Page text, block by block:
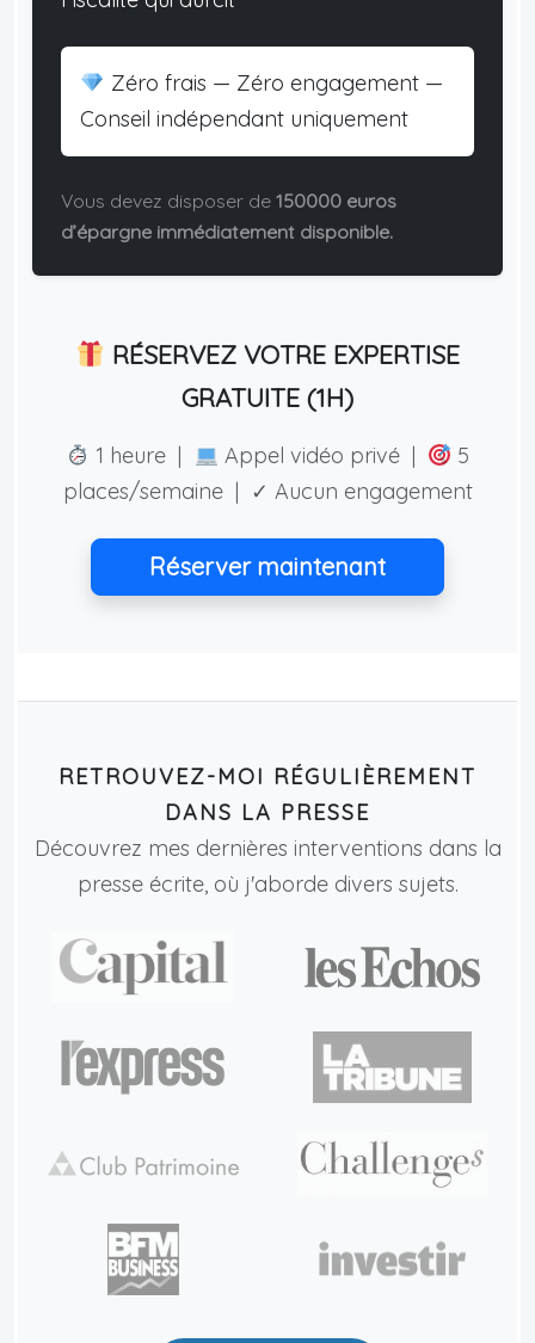
Zéro frais — Zéro engagement —
Conseil indépendant uniquement
Vous devez disposer de 150000 euros
d’épargne immédiatement disponible.
RÉSERVEZ VOTRE EXPERTISE
GRATUITE (1H)
1 heure | Appel vidéo privé |
5
places/semaine | ✓ Aucun engagement
Réserver maintenant
RETROUVEZ-MOI RÉGULIÈREMENT
DANS LA PRESSE
Découvrez mes dernières interventions dans la
presse écrite, où j'aborde divers sujets.